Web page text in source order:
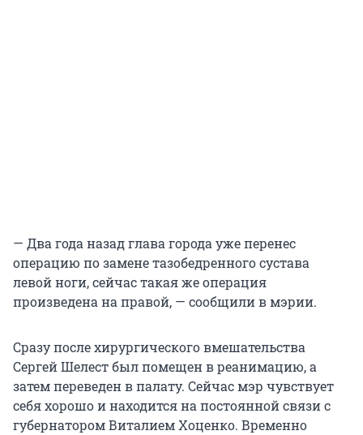
— Два года назад глава города уже перенес
операцию по замене тазобедренного сустава
левой ноги, сейчас такая же операция
произведена на правой, — сообщили в мэрии.
Сразу после хирургического вмешательства
Сергей Шелест был помещен в реанимацию, а
затем переведен в палату. Сейчас мэр чувствует
себя хорошо и находится на постоянной связи с
губернатором Виталием Хоценко. Временно